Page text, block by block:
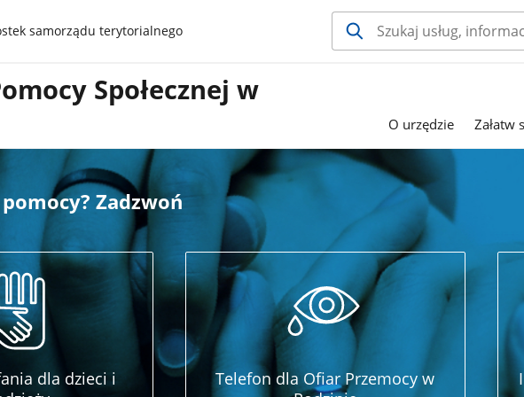
samorządu terytorialnego
Społecznej w
O urzędzie Załatw
Zadzwoń
dla dzieci i
Telefon dla Ofiar Przemocy w